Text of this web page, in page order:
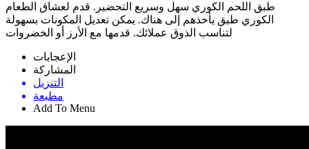
طبق اللحم الكوري سهل وسريع التحضير. قدم لعشاق الطعام
الكوري طبق يأخذهم إلى هناك. يمكن تعديل المكونات بسهولة
لتناسب الذوق عملائك. قدمها مع الأرز أو الخضروات
الإعجابات
المشاركة
التنزيل
مطبعة
Add To Menu